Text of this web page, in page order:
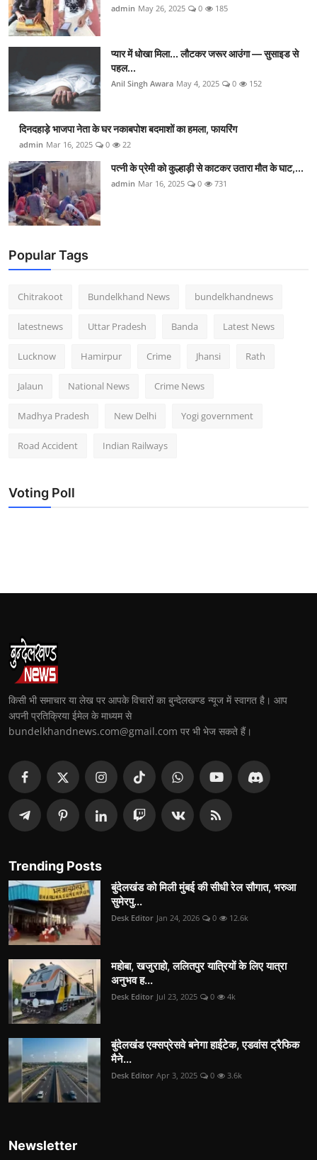
admin May 26, 2025 0 185
प्यार में धोखा मिला... लौटकर जरूर आउंगा — सुसाइड से
पहल...
Anil Singh Awara May 4, 2025 0 152
दिनदहाड़े भाजपा नेता के घर नकाबपोश बदमाशों का हमला, फायरिंग
admin Mar 16, 2025 0 22
पत्नी के प्रेमी को कुल्हाड़ी से काटकर उतारा मौत के घाट,...
admin Mar 16, 2025 0 731
Popular Tags
Chitrakoot Bundelkhand News bundelkhandnews
latestnews Uttar Pradesh Banda Latest News
Lucknow Hamirpur Crime Jhansi Rath
Jalaun National News Crime News
Madhya Pradesh New Delhi Yogi government
Road Accident Indian Railways
Voting Poll
किसी भी समाचार या लेख पर आपके विचारों का बुन्देलखण्ड न्यूज में स्वागत है। आप
अपनी प्रतिक्रिया ईमेल के माध्यम से
bundelkhandnews.com@gmail.com पर भी भेज सकते हैं।
Trending Posts
बुंदेलखंड को मिली मुंबई की सीधी रेल सौगात, भरुआ
सुमेरपु...
Desk Editor Jan 24, 2026 0 12.6k
महोबा, खजुराहो, ललितपुर यात्रियों के लिए यात्रा
अनुभव ह...
Desk Editor Jul 23, 2025 0 4k
बुंदेलखंड एक्सप्रेसवे बनेगा हाईटेक, एडवांस ट्रैफिक
मैने...
Desk Editor Apr 3, 2025 0 3.6k
Newsletter